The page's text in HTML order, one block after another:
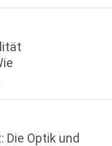
Die Optik und